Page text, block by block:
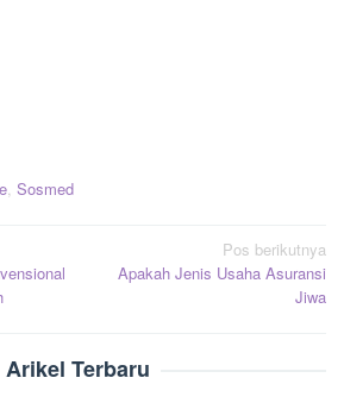
, Sosmed
Pos berikutnya
Apakah Jenis Usaha Asuransi
Jiwa
Arikel Terbaru